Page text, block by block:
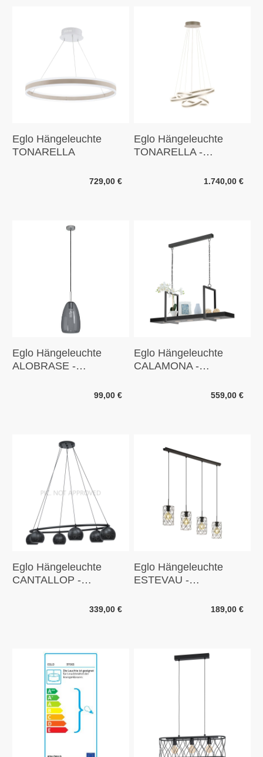
Eglo Hängeleuchte
TONARELLA
729,00 €
Eglo Hängeleuchte
TONARELLA -
1.740,00 €
Eglo Hängeleuchte
ALOBRASE -
99,00 €
Eglo Hängeleuchte
CALAMONA -
559,00 €
Eglo Hängeleuchte
CANTALLOP -
339,00 €
Eglo Hängeleuchte
ESTEVAU -
189,00 €